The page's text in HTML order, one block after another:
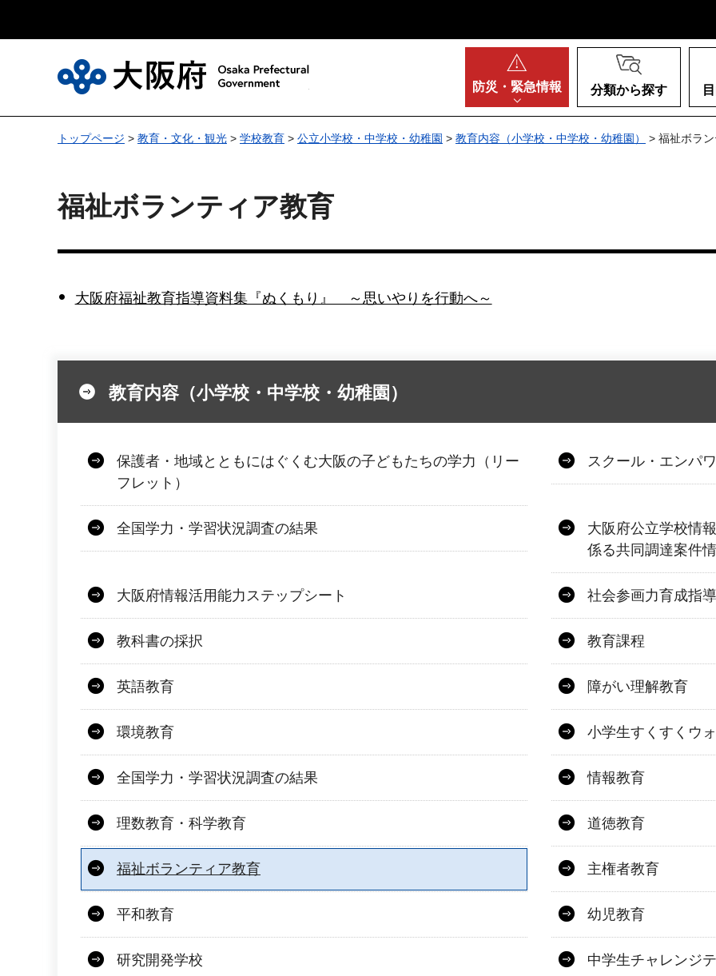
防災・ 緊急情報 分類から探す
トップページ > 教育・文化・観光 > 学校教育 > 公立小学校・中学校・幼稚園 > 教育内容（小学校・中学校・幼稚園） > 福祉ボラ
福祉ボランティア教育
大阪府福祉教育指導資料集『ぬくもり』 ～思いやりを行動へ～
教育内容（小学校・中学校・幼稚園）
保護者・地域とともにはぐくむ大阪の子どもたちの学力（リー
フレット）
スクール・エンパ
全国学力・学習状況調査の結果
大阪府公立学校情
係る共同調達案件情
大阪府情報活用能力ステップシート 社会参画力育成指
教科書の採択 教育課程
英語教育 障がい理解教育
環境教育 小学生すくすくウ
全国学力・学習状況調査の結果 情報教育
理数教育・科学教育 道徳教育
福祉ボランティア教育 主権者教育
平和教育 幼児教育
研究開発学校 中学生チャレンジ